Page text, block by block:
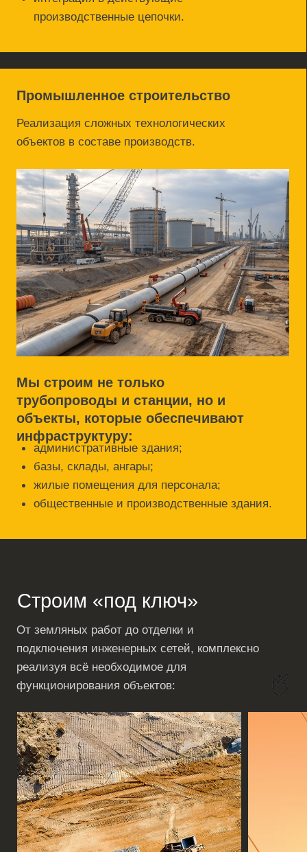
Дороги и подъездные
пути
Линии
связи
пути связи
С 2018 годавыполняем
проекты для лидеров отрасли
Гарантия сроков и качества
Четкий контроль выполнения работ,
соблюдение стандартов,
заказчиками
Выполняем проекты для компаний
федерального уровня.
Полный цикл строительства
От проектирования и инжиниринга до
сдачи объекта «под ключ».
Нужен надежный подрядчик
для строительства
промышленного или